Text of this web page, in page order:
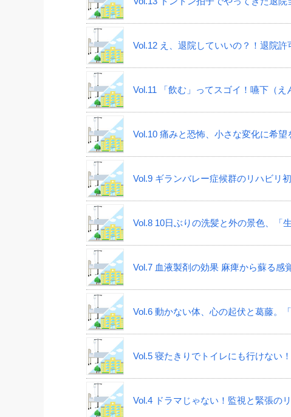
Vol.12 え、退院していいの？！退院許
Vol.11 「飲む」ってスゴイ！嚥下（え
Vol.10 痛みと恐怖、小さな変化に希
Vol.9 ギランバレー症候群のリハビリ
Vol.8 10日ぶりの洗髪と外の景色、「
Vol.7 血液製剤の効果 麻痺から蘇る感
Vol.6 動かない体、心の起伏と葛藤。
Vol.5 寝たきりでトイレにも行けない
Vol.4 ドラマじゃない！監視と緊張の